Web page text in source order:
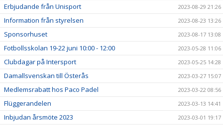
Erbjudande från Unisport 2023-08-29 21:26
Information från styrelsen 2023-08-23 13:26
Sponsorhuset 2023-08-17 13:08
Fotbollsskolan 19-22 juni 10:00 - 12:00 2023-05-28 11:06
Clubdagar på Intersport 2023-05-25 14:28
Damallsvenskan till Österås 2023-03-27 15:07
Medlemsrabatt hos Paco Padel 2023-03-22 08:56
Flüggerandelen 2023-03-13 14:41
Inbjudan årsmöte 2023 2023-03-01 19:17